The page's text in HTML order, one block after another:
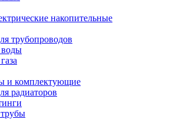
накопительные
трубопроводов
и комплектующие
радиаторов